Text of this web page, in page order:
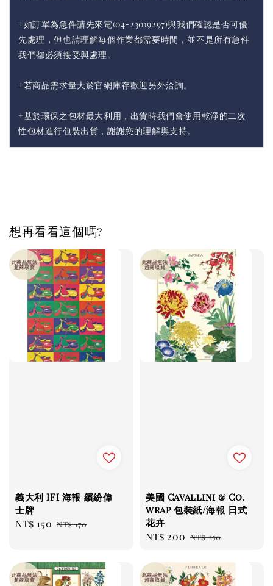
+如訂單為急件請先來電(04-23019297)與我們確認是否可優
先處理，但也請理解每個作業都需要時間，並不是所有急件
我們都必須接受與處理。
+若商品需求量大於官網庫存歡迎另外洽詢。
+基於環保之包材最大利用，出貨時我們會使用乾淨的二次
性包材進行包裝出貨，謝謝您的理解與支持。
想再看看這個嗎?
此商品無法
超商取貨
義大利 IFI 海報 繽紛偉
士牌
Sale
NT$ 150 Regular
NT$ 170
此商品無法
超商取貨
美國 Cavallini & Co.
wrap 包裝紙/海報 日式
花卉
Sale
NT$ 200 Regular
NT$ 250
此商品無法
超商取貨
此商品無法
超商取貨